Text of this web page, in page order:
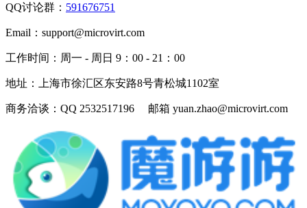
QQ讨论群： 591676751
Email： support@microvirt.com
工作时间： 周一 - 周日 9：00 - 21：00
地址： 上海市徐汇区东安路8号青松城1102室
商务洽谈： QQ 2532517196 邮箱 yuan.zhao@microvirt.com